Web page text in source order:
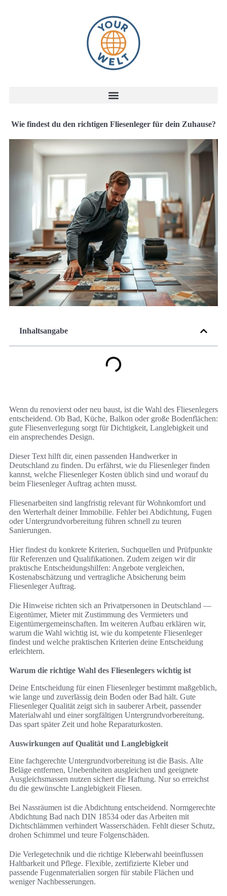
Wie findest du den richtigen Fliesenleger für dein Zuhause?
Inhaltsangabe
Wenn du renovierst oder neu baust, ist die Wahl des Fliesenlegers
entscheidend. Ob Bad, Küche, Balkon oder große Bodenflächen:
gute Fliesenverlegung sorgt für Dichtigkeit, Langlebigkeit und
ein ansprechendes Design.
Dieser Text hilft dir, einen passenden Handwerker in
Deutschland zu finden. Du erfährst, wie du Fliesenleger finden
kannst, welche Fliesenleger Kosten üblich sind und worauf du
beim Fliesenleger Auftrag achten musst.
Fliesenarbeiten sind langfristig relevant für Wohnkomfort und
den Werterhalt deiner Immobilie. Fehler bei Abdichtung, Fugen
oder Untergrundvorbereitung führen schnell zu teuren
Sanierungen.
Hier findest du konkrete Kriterien, Suchquellen und Prüfpunkte
für Referenzen und Qualifikationen. Zudem zeigen wir dir
praktische Entscheidungshilfen: Angebote vergleichen,
Kostenabschätzung und vertragliche Absicherung beim
Fliesenleger Auftrag.
Die Hinweise richten sich an Privatpersonen in Deutschland —
Eigentümer, Mieter mit Zustimmung des Vermieters und
Eigentümergemeinschaften. Im weiteren Aufbau erklären wir,
warum die Wahl wichtig ist, wie du kompetente Fliesenleger
findest und welche praktischen Kriterien deine Entscheidung
erleichtern.
Warum die richtige Wahl des Fliesenlegers wichtig ist
Deine Entscheidung für einen Fliesenleger bestimmt maßgeblich,
wie lange und zuverlässig dein Boden oder Bad hält. Gute
Fliesenleger Qualität zeigt sich in sauberer Arbeit, passender
Materialwahl und einer sorgfältigen Untergrundvorbereitung.
Das spart später Zeit und hohe Reparaturkosten.
Auswirkungen auf Qualität und Langlebigkeit
Eine fachgerechte Untergrundvorbereitung ist die Basis. Alte
Beläge entfernen, Unebenheiten ausgleichen und geeignete
Ausgleichsmassen nutzen sichert die Haftung. Nur so erreichst
du die gewünschte Langlebigkeit Fliesen.
Bei Nassräumen ist die Abdichtung entscheidend. Normgerechte
Abdichtung Bad nach DIN 18534 oder das Arbeiten mit
Dichtschlämmen verhindert Wasserschäden. Fehlt dieser Schutz,
drohen Schimmel und teure Folgenschäden.
Die Verlegetechnik und die richtige Kleberwahl beeinflussen
Haltbarkeit und Pflege. Flexible, zertifizierte Kleber und
passende Fugenmaterialien sorgen für stabile Flächen und
weniger Nachbesserungen.